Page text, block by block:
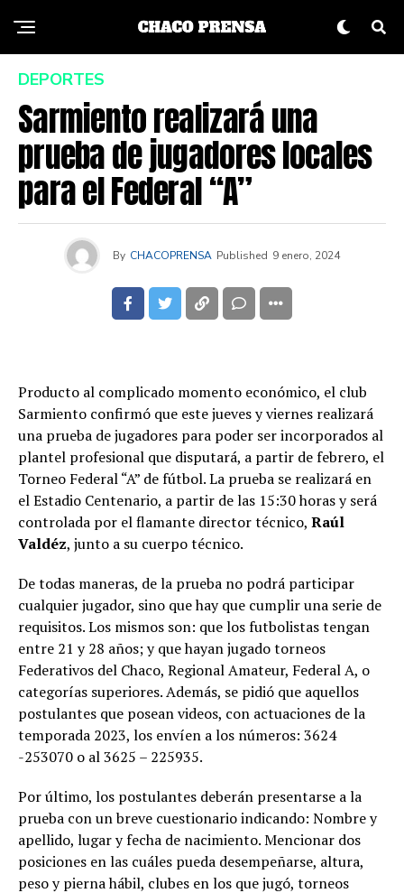
DEPORTES
Sarmiento realizará una
prueba de jugadores locales
para el Federal “A”
By CHACOPRENSA Published 9 enero, 2024
Producto al complicado momento económico, el club
Sarmiento confirmó que este jueves y viernes realizará
una prueba de jugadores para poder ser incorporados al
plantel profesional que disputará, a partir de febrero, el
Torneo Federal “A” de fútbol. La prueba se realizará en
el Estadio Centenario, a partir de las 15:30 horas y será
controlada por el flamante director técnico, Raúl
Valdéz, junto a su cuerpo técnico.
De todas maneras, de la prueba no podrá participar
cualquier jugador, sino que hay que cumplir una serie de
requisitos. Los mismos son: que los futbolistas tengan
entre 21 y 28 años; y que hayan jugado torneos
Federativos del Chaco, Regional Amateur, Federal A, o
categorías superiores. Además, se pidió que aquellos
postulantes que posean videos, con actuaciones de la
temporada 2023, los envíen a los números: 3624
-253070 o al 3625 – 225935.
Por último, los postulantes deberán presentarse a la
prueba con un breve cuestionario indicando: Nombre y
apellido, lugar y fecha de nacimiento. Mencionar dos
posiciones en las cuáles pueda desempeñarse, altura,
peso y pierna hábil, clubes en los que jugó, torneos